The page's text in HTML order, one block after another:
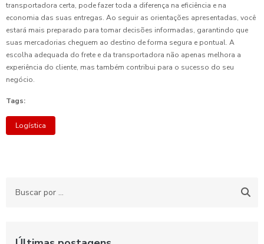
transportadora certa, pode fazer toda a diferença na eficiência e na
economia das suas entregas. Ao seguir as orientações apresentadas, você
estará mais preparado para tomar decisões informadas, garantindo que
suas mercadorias cheguem ao destino de forma segura e pontual. A
escolha adequada do frete e da transportadora não apenas melhora a
experiência do cliente, mas também contribui para o sucesso do seu
negócio.
Tags:
Logística